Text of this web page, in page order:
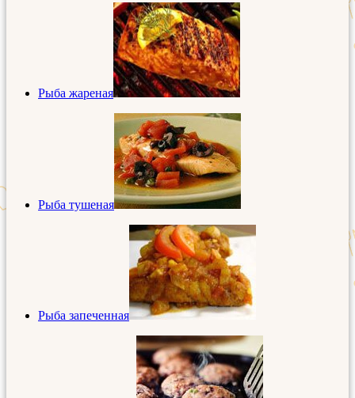
Рыба жареная
Рыба тушеная
Рыба запеченная